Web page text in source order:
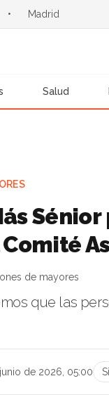
• Madrid
Salud
de mayores
que las
de 2026, 05:00